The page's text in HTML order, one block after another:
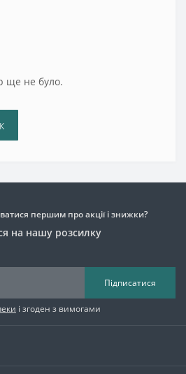
ще не було.
першим про акції і знижки?
на нашу розсилку
Підписатися
і згоден з вимогами